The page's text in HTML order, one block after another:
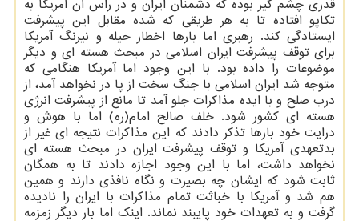
قدری چشم گیر بوده که دشمنان ایران و در راس آن آمریکا به
تکاپو افتاده تا به هر طریقی که شده مقابل این پیشرفت
ایستادگی کند. رهبری اما بارها اخطار حیله و نیرنگ آمریکا
برای توقف پیشرفت ایران اسلامی در مبحث هسته ای و دیگر
موضوعات را داده بود. با این وجود اما آمریکا هنگامی که
متوجه شد ایران اسلامی با جنگ سخت از پا در نخواهد آمد، از
درب صلح و با ایده مذاکرات جلو آمد تا مانع از پیشرفت انرژی
هسته ای کشور شود. خلف صالح امام(ره) اما با هوش و
درایت خود بارها تذکر دادند که این مذاکرات نتیجه ای غیر از
بدتعهدی آمریکا و توقف پیشرفت ایران در مبحث هسته ای
نخواهد داشت، اما با این وجود اجازه دادند تا به همگان
ثابت شود که ایشان چه بصیرت و نگاه نافذی دارند و همین
هم شد و آمریکا با خباثت تمام مذاکرات با ایران را نادیده
گرفت و به تعهدات خود پایبند نماند. اینک اما بار دیگر زمزمه